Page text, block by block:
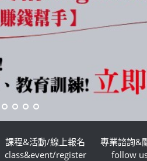
課程&活動/線上報名
class&event/register
專業諮詢&
follow